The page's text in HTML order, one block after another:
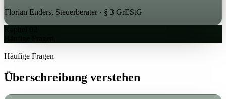
Florian Enders, Steuerberater · § 3 GrEStG
Häufige Fragen
Überschreibung verstehen